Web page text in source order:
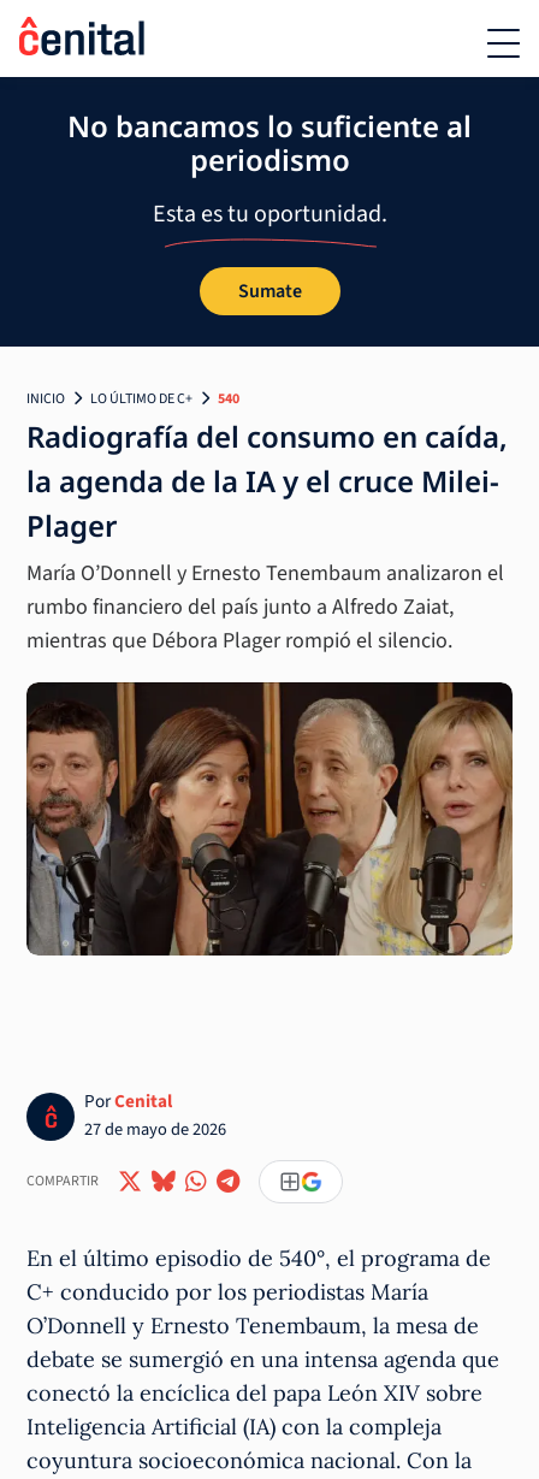
No bancamos lo suficiente al
periodismo
Esta es tu oportunidad.
Sumate
INICIO LO ÚLTIMO DE C+ 540
Radiografía del consumo en caída,
la agenda de la IA y el cruce Milei-
Plager
María O’Donnell y Ernesto Tenembaum analizaron el
rumbo financiero del país junto a Alfredo Zaiat,
mientras que Débora Plager rompió el silencio.
PorCenital
27 de mayo de 2026
COMPARTIR
En el último episodio de 540°, el programa de
C+ conducido por los periodistas María
O’Donnell y Ernesto Tenembaum, la mesa de
debate se sumergió en una intensa agenda que
conectó la encíclica del papa León XIV sobre
Inteligencia Artificial (IA) con la compleja
coyuntura socioeconómica nacional. Con la